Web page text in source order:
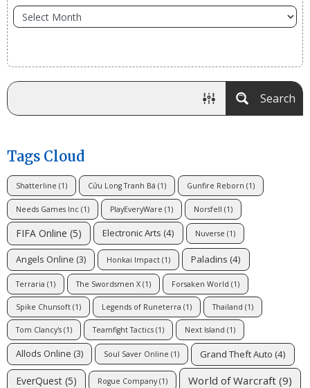
Search
Tags Cloud
Shatterline (1) Cửu Long Tranh Bá (1) Gunfire Reborn (1)
Needs Games Inc (1) PlayEveryWare (1) Norsfell (1)
FIFA Online (5) Electronic Arts (4) Nuverse (1)
Angels Online (3) Honkai Impact (1) Paladins (4)
Terraria (1) The Swordsmen X (1) Forsaken World (1)
Spike Chunsoft (1) Legends of Runeterra (1) Thailand (1)
Tom Clancy's (1) Teamfight Tactics (1) Next Island (1)
Allods Online (3) Soul Saver Online (1) Grand Theft Auto (4)
EverQuest (5) Rogue Company(1) World of Warcraft (9)